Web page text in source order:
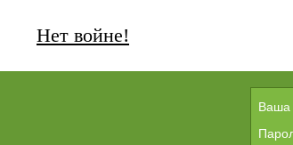
Нет войне!
Вашa